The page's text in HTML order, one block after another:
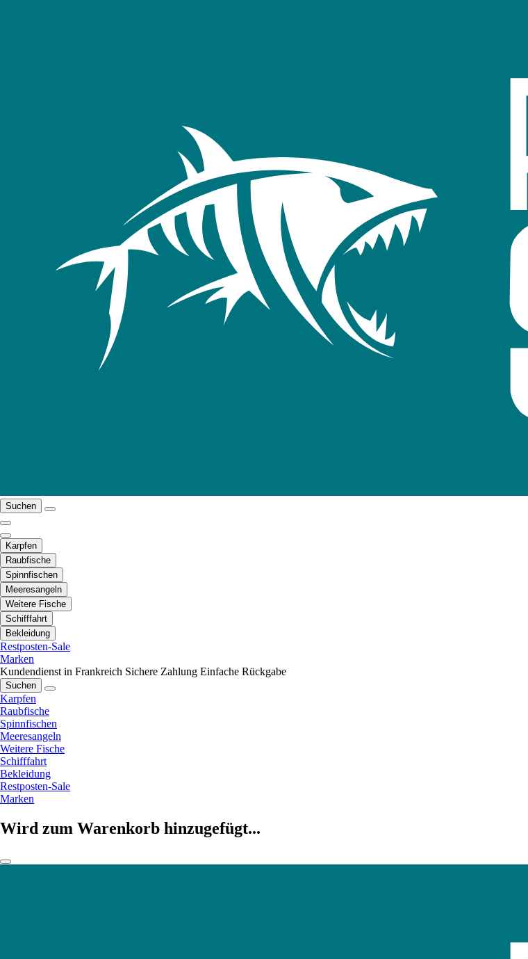
Suchen
Karpfen
Raubfische
Spinnfischen
Meeresangeln
Weitere Fische
Schifffahrt
Bekleidung
Restposten-Sale
Marken
Kundendienst in Frankreich Sichere Zahlung Einfache Rückgabe
Suchen
Karpfen
Raubfische
Spinnfischen
Meeresangeln
Weitere Fische
Schifffahrt
Bekleidung
Restposten-Sale
Marken
Wird zum Warenkorb hinzugefügt...